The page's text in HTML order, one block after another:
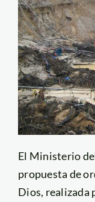
El Ministerio
propuesta de
Dios, realizada